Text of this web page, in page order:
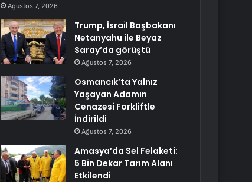
Ağustos 7, 2026
Trump, İsrail Başbakanı
Netanyahu ile Beyaz
Saray’da görüştü
Ağustos 7, 2026
Osmancık’ta Yalnız
Yaşayan Adamın
Cenazesi Forkliftle
İndirildi
Ağustos 7, 2026
Amasya’da Sel Felaketi:
5 Bin Dekar Tarım Alanı
Etkilendi